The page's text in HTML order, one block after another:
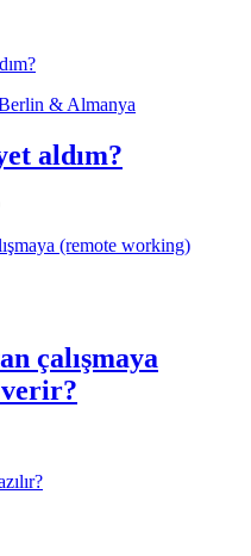
& Almanya
aldım?
çalışmaya